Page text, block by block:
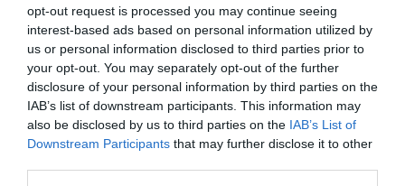
opt-out request is processed you may continue seeing
interest-based ads based on personal information utilized by
us or personal information disclosed to third parties prior to
your opt-out. You may separately opt-out of the further
disclosure of your personal information by third parties on the
IAB’s list of downstream participants. This information may
also be disclosed by us to third parties on the IAB’s List of
Downstream Participants that may further disclose it to other